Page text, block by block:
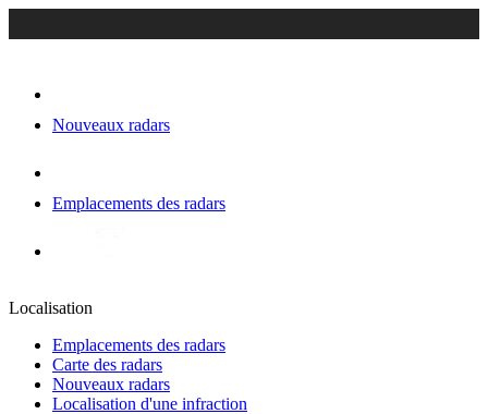
Nouveaux radars
Emplacements des radars
Localisation
Emplacements des radars
Carte des radars
Nouveaux radars
Localisation d'une infraction